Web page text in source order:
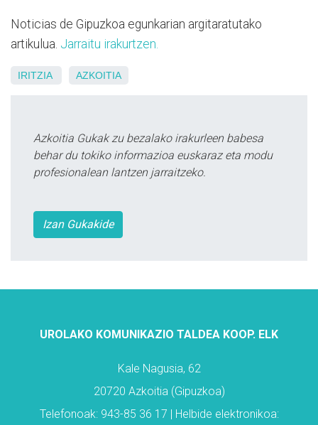
Noticias de Gipuzkoa egunkarian argitaratutako
artikulua. Jarraitu irakurtzen.
IRITZIA AZKOITIA
Azkoitia Gukak zu bezalako irakurleen babesa
behar du tokiko informazioa euskaraz eta modu
profesionalean lantzen jarraitzeko.
Izan Gukakide
UROLAKO KOMUNIKAZIO TALDEA KOOP. ELK
Kale Nagusia, 62
20720 Azkoitia (Gipuzkoa)
Telefonoak: 943-85 36 17 | Helbide elektronikoa: